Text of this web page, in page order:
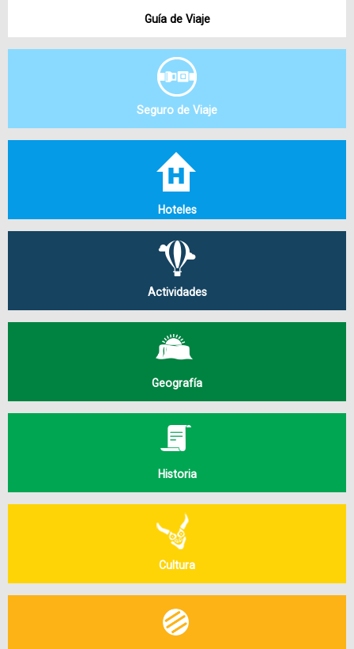
Guía de Viaje
Seguro de Viaje
Hoteles
Actividades
Geografía
Historia
Cultura